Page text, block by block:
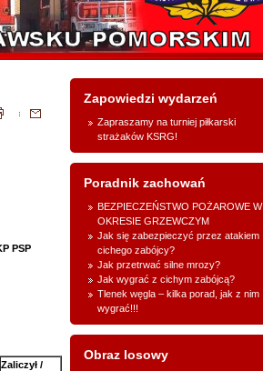
PSP
Zaliczył /
Zapowiedzi wydarzeń
Zapraszamy na turniej piłkarski
strażaków KSRG!
Poradnik zachowań
BEZPIECZEŃSTWO POŻAROWE W
OKRESIE GRZEWCZYM
Jak się zabezpieczyć przez atakiem
cichego zabójcy?
Jak przetrwać silne mrozy?
Jak wygrać z cichym zabójcą?
Tlenek węgla – kilka porad, jak z nim
wygrać!!!
Obraz losowy